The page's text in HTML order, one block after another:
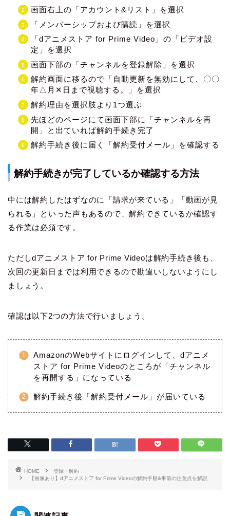
画面右上の「アカウント&リスト」を選択
「メンバーシップおよび購読」を選択
「dアニメストア for Prime Video」の「ビデオ設
定」を選択
画面下部の「チャンネルを登録解除」を選択
解約画面に移るので「自動更新を無効にして、〇〇
年△月✕日まで視聴する。」を選択
解約理由を選択肢より1つ選ぶ
先ほどのページにて画面下部に「チャンネルを再
開」と出ていれば解約手続き完了
解約手続き後に届く「解約受付メール」を確認する
解約手続きが完了しているか確認する方法
中には解約したはずなのに「請求が来ている」「動画が見
られる」といった声もあるので、解約できているか確認す
る作業は必須です。
ただしdアニメストア for Prime Videoは解約手続き後も、
次回の更新日までは利用できるので勘違いしないようにし
ましょう。
確認は以下2つの方法で行いましょう。
AmazonのWebサイトにログインして、dアニメ
ストア for Prime Videoのところが「チャンネル
を再開する」になっている
解約手続き後「解約受付メール」が届いている
HOME
登録・解約
【画像あり】dアニメストア for Prime Videoの解約手順&事前の注意点を解説